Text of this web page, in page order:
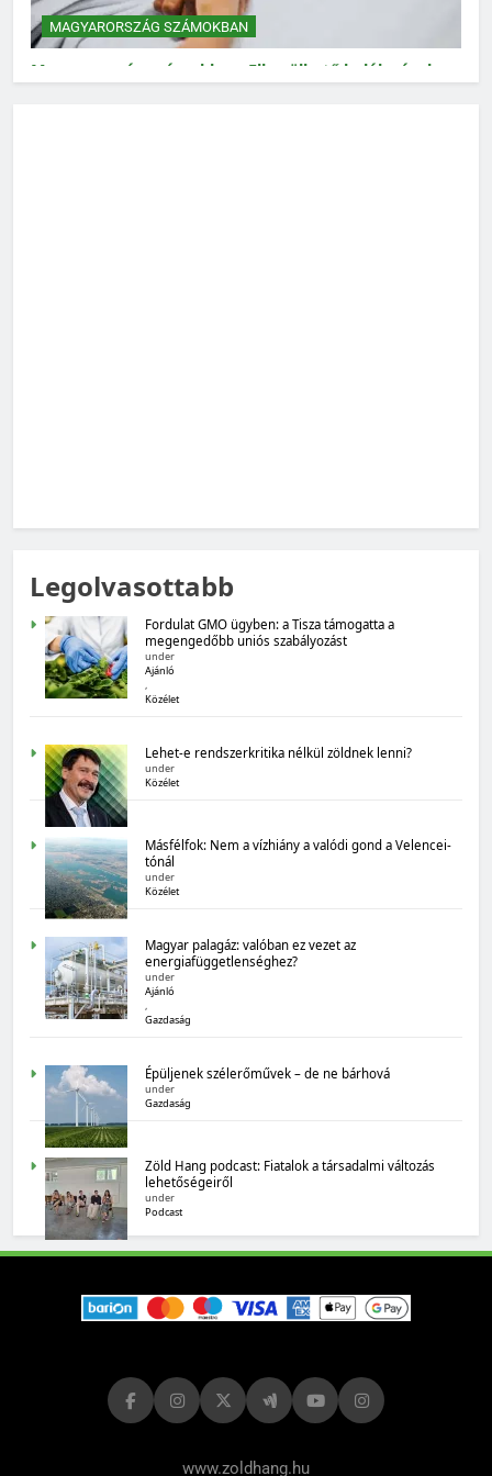
MAGYARORSZÁG SZÁMOKBAN
Magyarország számokban: Elkerülhető halálozások
Magyarország számokban: Fogyasztói bizalom,
gazdasági várakozások
MAGYARORSZÁG SZÁMOKBAN
Magyarország számokban: Államadósság
MAGYARORSZÁG SZÁMOKBAN
Magyarország számokban: biogazdálkodás
Legolvasottabb
Fordulat GMO ügyben: a Tisza támogatta a
megengedőbb uniós szabályozást
under
Ajánló
,
Közélet
Lehet-e rendszerkritika nélkül zöldnek lenni?
under
Közélet
Másfélfok: Nem a vízhiány a valódi gond a Velencei-
tónál
under
Közélet
Magyar palagáz: valóban ez vezet az
energiafüggetlenséghez?
under
Ajánló
,
Gazdaság
Épüljenek szélerőművek – de ne bárhová
under
Gazdaság
Zöld Hang podcast: Fiatalok a társadalmi változás
lehetőségeiről
under
Podcast
www.zoldhang.hu